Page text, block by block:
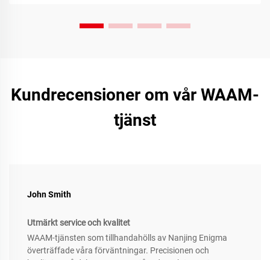
Kundrecensioner om vår WAAM-
tjänst
John Smith
Utmärkt service och kvalitet
WAAM-tjänsten som tillhandahölls av Nanjing Enigma
överträffade våra förväntningar. Precisionen och